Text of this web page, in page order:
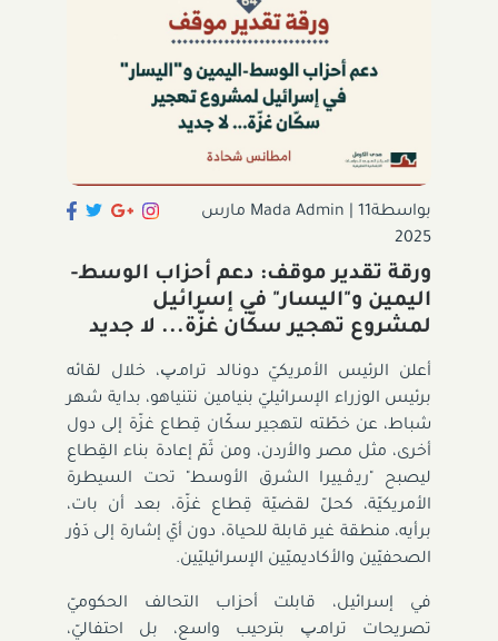
بواسطةMada Admin
11 مارس
2025
ورقة تقدير موقف: دعم أحزاب الوسط-
اليمين و"اليسار" في إسرائيل
لمشروع تهجير سكّان غزّة... لا جديد
أعلن الرئيس الأمريكيّ دونالد ترامـﭖ، خلال لقائه
برئيس الوزراء الإسرائيليّ بنيامين نتنياهو، بداية شهر
شباط، عن خطّته لتهجير سكّان قِطاع غزّة إلى دول
أخرى، مثل مصر والأردن، ومن ثَمّ إعادة بناء القِطاع
ليصبح "ريـﭬـييرا الشرق الأوسط" تحت السيطرة
الأمريكيّة، كحلّ لقضيّة قِطاع غزّة، بعد أن بات،
برأيه، منطقة غير قابلة للحياة، دون أيّ إشارة إلى دَوْر
الصحفيّين والأكاديميّين الإسرائيليّين.
في إسرائيل، قابلت أحزاب التحالف الحكوميّ
تصريحات ترامـﭖ بترحيب واسع، بل احتفاليّ،